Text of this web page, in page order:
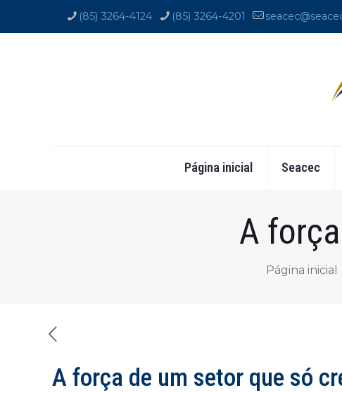
(85) 3264-4124 (85) 3264-4201
Página inicial Seacec
A
Página inicial
A força de um setor que só